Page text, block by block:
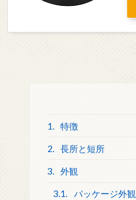
1. 特徴
2. 長所と短所
3. 外観
3.1. パッケージ外観